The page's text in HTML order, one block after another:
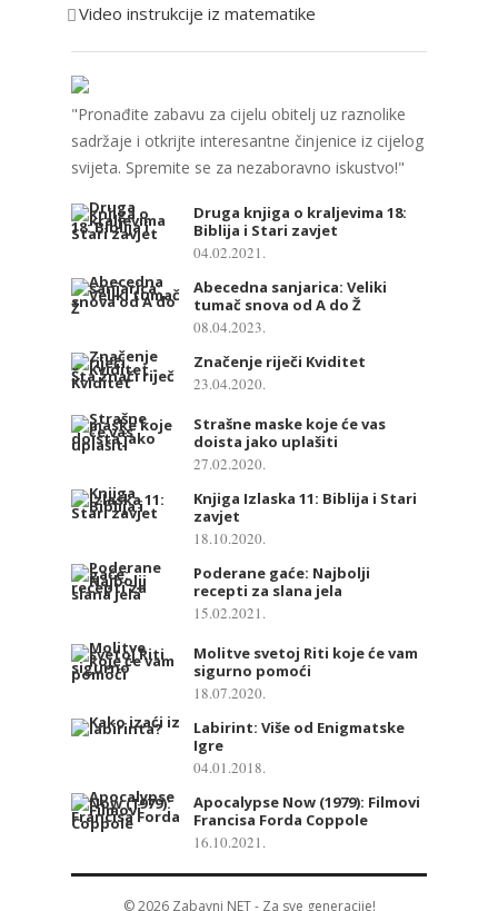
Video instrukcije iz matematike
"Pronađite zabavu za cijelu obitelj uz raznolike
sadržaje i otkrijte interesantne činjenice iz cijelog
svijeta. Spremite se za nezaboravno iskustvo!"
Druga knjiga o kraljevima 18:
Biblija i Stari zavjet
04.02.2021.
Abecedna sanjarica: Veliki
tumač snova od A do Ž
08.04.2023.
Značenje riječi Kviditet
23.04.2020.
Strašne maske koje će vas
doista jako uplašiti
27.02.2020.
Knjiga Izlaska 11: Biblija i Stari
zavjet
18.10.2020.
Poderane gaće: Najbolji
recepti za slana jela
15.02.2021.
Molitve svetoj Riti koje će vam
sigurno pomoći
18.07.2020.
Labirint: Više od Enigmatske
Igre
04.01.2018.
Apocalypse Now (1979): Filmovi
Francisa Forda Coppole
16.10.2021.
© 2026 Zabavni NET- Za sve generacije!